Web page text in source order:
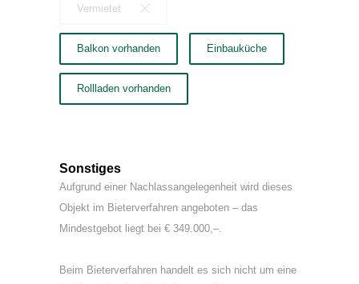
Vermietet
Balkon vorhanden Einbauküche
Rollladen vorhanden
Sonstiges
Aufgrund einer Nachlassangelegenheit wird dieses
Objekt im Bieterverfahren angeboten – das
Mindestgebot liegt bei € 349.000,–.
Beim Bieterverfahren handelt es sich nicht um eine